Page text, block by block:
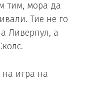
тим, мора да
Тие не го
Ливерпул, а
на игра на